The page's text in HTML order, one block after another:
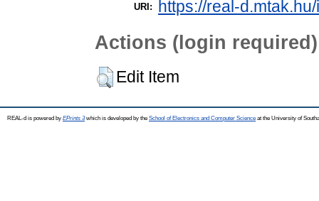
URI: https://real-
Actions (login required)
Edit Item
REAL-d is powered by EPrints 3which is developed by the School of Electronics and Computer Science at the University of